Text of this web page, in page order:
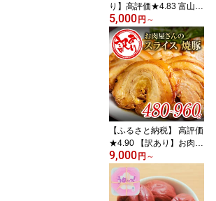
り】高評価★4.83 富山県
産ほたるいか素干し 50g
×1-10袋 お酒に合う珍
味！大袋で工場直送！ |
ホタルイカ 訳アリ 素干
珍味 つまみ おつまみ 干
物 酒の肴 乾き物 富山 氷
見 富山湾 魚介 簡単調理
そのまま 焼くだけ たっ
ぷり 大容量 業務用
5,000円 ～
【ふるさと納税】 高評価
★4.90 【訳あり】お肉屋
さんの焼豚（小or大）|
簡易包装 真空 小分け
9,000円 ～